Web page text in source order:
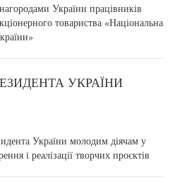
України працівників
товариства «Національна
УКРАЇНИ
України молодим діячам у
і реалізації творчих проєктів